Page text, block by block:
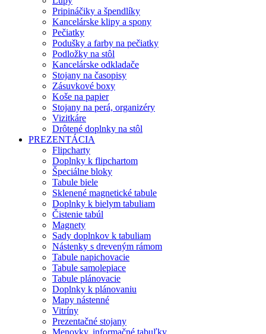
Pripináčiky a špendlíky
Kancelárske klipy a spony
Pečiatky
Podušky a farby na pečiatky
Podložky na stôl
Kancelárske odkladače
Stojany na časopisy
Zásuvkové boxy
Koše na papier
Stojany na perá, organizéry
Vizitkáre
Drôtené doplnky na stôl
PREZENTÁCIA
Flipcharty
Doplnky k flipchartom
Špeciálne bloky
Tabule biele
Sklenené magnetické tabule
Doplnky k bielym tabuliam
Čistenie tabúl
Magnety
Sady doplnkov k tabuliam
Nástenky s dreveným rámom
Tabule napichovacie
Tabule samolepiace
Tabule plánovacie
Doplnky k plánovaniu
Mapy nástenné
Vitríny
Prezentačné stojany
Menovky, informačné tabuľky